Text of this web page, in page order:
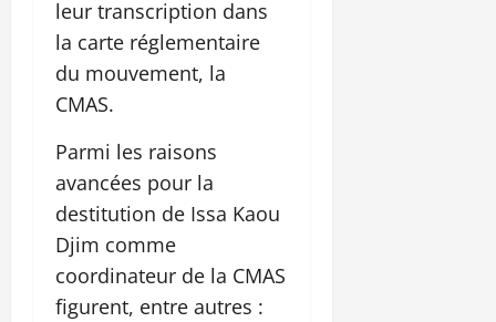
leur transcription dans
la carte réglementaire
du mouvement, la
CMAS.
Parmi les raisons
avancées pour la
destitution de Issa Kaou
Djim comme
coordinateur de la CMAS
figurent, entre autres :